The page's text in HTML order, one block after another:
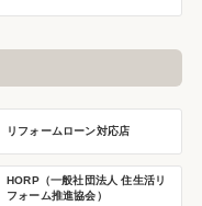
リフォームローン対応店
HORP（一般社団法人 住生活リ
フォーム推進協会）